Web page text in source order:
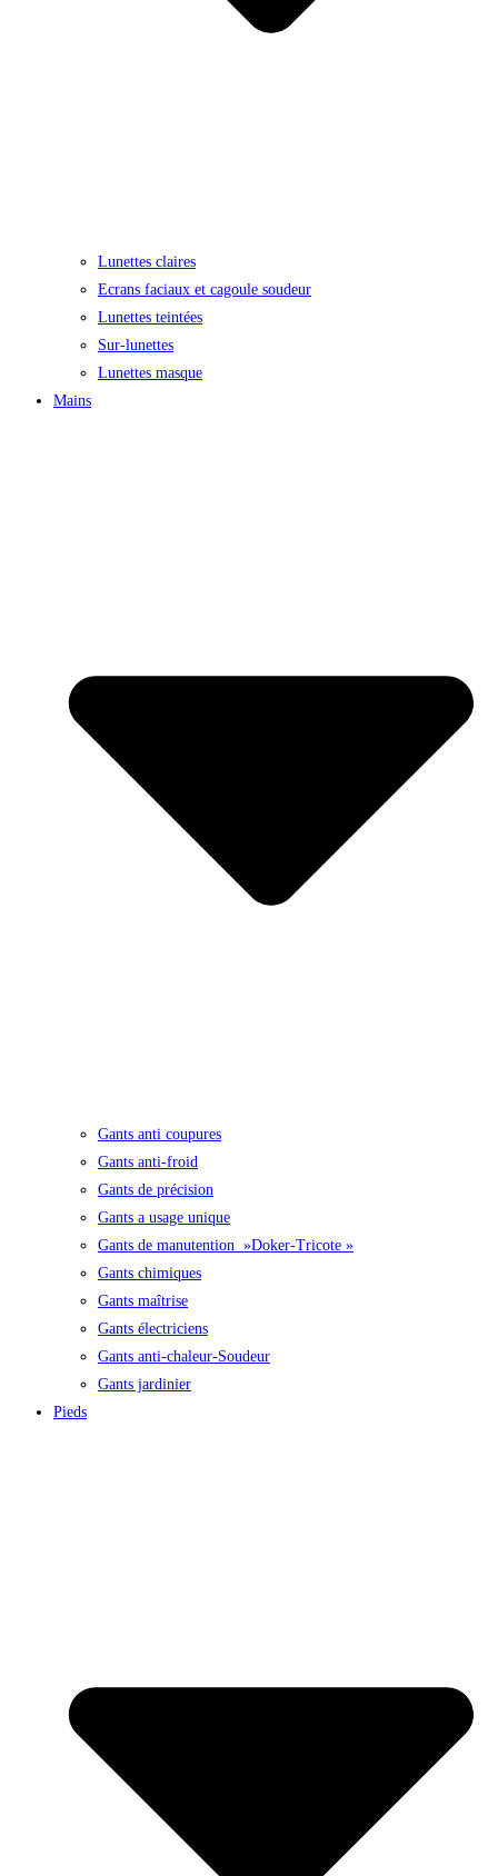
Lunettes claires
Ecrans faciaux et cagoule soudeur
Lunettes teintées
Sur-lunettes
Lunettes masque
Mains
Gants anti coupures
Gants anti-froid
Gants de précision
Gants a usage unique
Gants de manutention »Doker-Tricote »
Gants chimiques
Gants maîtrise
Gants électriciens
Gants anti-chaleur-Soudeur
Gants jardinier
Pieds